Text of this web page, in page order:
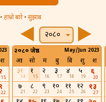
हाम्रो बारे •सुझाब
२०८०
श
15
22
२०८० जेष्ठ May/Jun 2023
आ सो मं बु बि शु श
३१
14
१
15
२
16
३
17
४
18
५
19
६
20
७
21
८
22
९
23
१०
24
११
25
१२
26
१३
27